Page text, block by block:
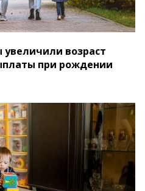
возраст
при рождении